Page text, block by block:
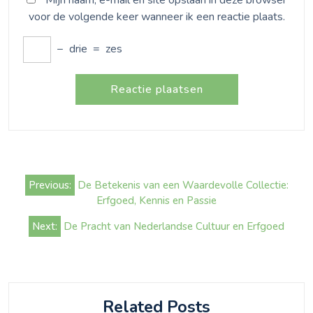
voor de volgende keer wanneer ik een reactie plaats.
− drie = zes
Bericht
navigatie
Previous: De Betekenis van een Waardevolle Collectie:
Erfgoed, Kennis en Passie
Next: De Pracht van Nederlandse Cultuur en Erfgoed
Related Posts